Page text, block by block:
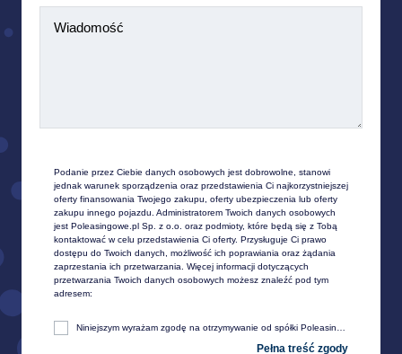
Podanie przez Ciebie danych osobowych jest dobrowolne, stanowi
jednak warunek sporządzenia oraz przedstawienia Ci najkorzystniejszej
oferty finansowania Twojego zakupu, oferty ubezpieczenia lub oferty
zakupu innego pojazdu. Administratorem Twoich danych osobowych
jest Poleasingowe.pl Sp. z o.o. oraz podmioty, które będą się z Tobą
kontaktować w celu przedstawienia Ci oferty. Przysługuje Ci prawo
dostępu do Twoich danych, możliwość ich poprawiania oraz żądania
zaprzestania ich przetwarzania. Więcej informacji dotyczących
przetwarzania Twoich danych osobowych możesz znaleźć pod tym
adresem: